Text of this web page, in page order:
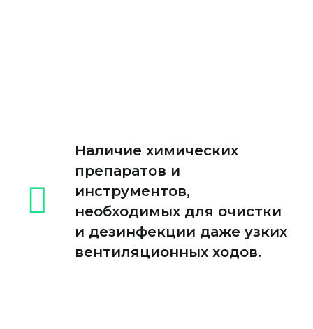
Наличие химических
препаратов и
инструментов,
необходимых для очистки
и дезинфекции даже узких
вентиляционных ходов.